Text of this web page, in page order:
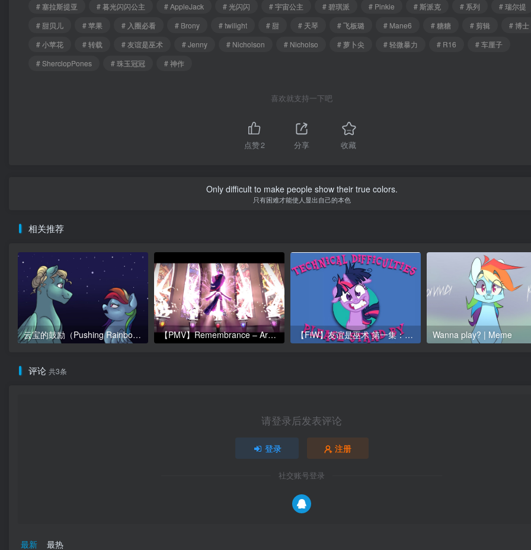
# 塞拉斯提亚
# 暮光闪闪公主 # AppleJack # 光闪闪 # 宇宙公主 # 碧琪派 # Pinkie # 斯派克 # 系列
# 瑞尔提
# 甜贝儿
# 苹果 # 入圈必看 # Brony # twilight # 甜 # 天琴 # 飞板璐 # Mane6 # 糖糖 # 剪辑
# 博士
# 小苹花
# 转载 # 友谊是巫术 # Jenny # Nicholson # Nicholso # 萝卜尖 # 轻微暴力 # R16
# 车厘子
# SherclopPones
# 珠玉冠冠 # 神作
喜欢就支持一下吧
点赞2 分享 收藏
Only difficult to make people show their true colors.
只有困难才能使人显出自己的本色
相关推荐
云宝的鼓励（Pushing Rainbows） 【PMV】Remembrance – Argodaemon 【FiW】友谊是巫术 第一集：害虫风波（ The Perfect Swarm） Wanna play? | Meme
评论 共3条
请登录后发表评论
登录 注册
社交账号登录
最新 最热